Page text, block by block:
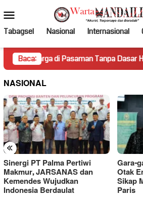
ke
kontenMobile
Tabagsel Nasional Internasional
Baca:
di Pasaman Tanpa Dasar Hukum
NASIONAL
«
Sinergi PT Palma Pertiwi
Makmur, JARSANAS dan
Kemendes Wujudkan
Indonesia Berdaulat
Gara-
Otak
Sikap
Paris